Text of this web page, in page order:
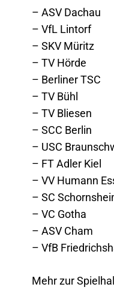
– ASV Dachau
– VfL Lintorf
– SKV Müritz
– TV Hörde
– Berliner TSC
– TV Bühl
– TV Bliesen
– SCC Berlin
– USC
– FT Adler Kiel
– VV Humann
– SC
– VC Gotha
– ASV Cham
– VfB
Mehr zur